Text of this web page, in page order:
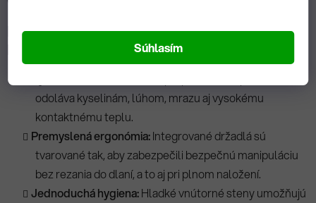
Súhlasím
Kľúčové vlastnosti a výhody, ktoré oceníte v
odoláva kyselinám, lúhom, mrazu aj vysokému
kontaktnému teplu.
Premyslená ergonómia:Integrované držadlá sú
tvarované tak, aby zabezpečili bezpečnú manipuláciu
bez rezania do dlaní, a to aj pri plnom naložení.
Jednoduchá hygiena:Hladké vnútorné steny umožňujú